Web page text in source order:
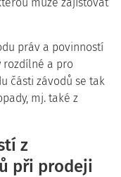
práv a povinností
rozdílné a pro
části závodů se tak
mj. také z
z
při prodeji